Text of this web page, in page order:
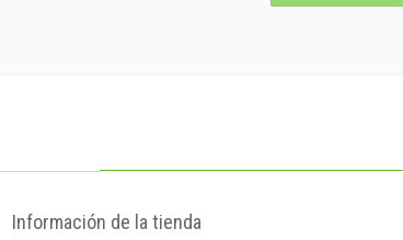
Información de la tienda